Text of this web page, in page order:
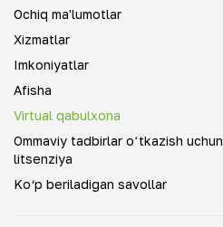
Ochiq ma'lumotlar
Xizmatlar
Imkoniyatlar
Afisha
Virtual qabulxona
Ommaviy tadbirlar oʻtkazish uchun
litsenziya
Ko‘p beriladigan savollar